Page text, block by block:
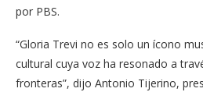
por PBS.
“Gloria Trevi no es solo un ícono
cultural cuya voz ha resonado a
fronteras”, dijo Antonio Tijerino,